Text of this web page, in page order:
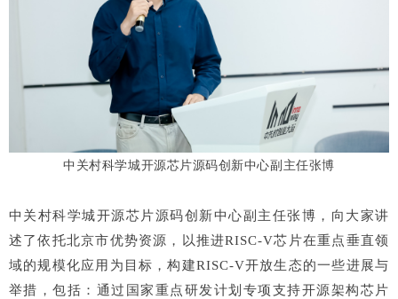
中关村科学城开源芯片源码创新中心副主任张博
中关村科学城开源芯片源码创新中心副主任张博，向大家讲
述了依托北京市优势资源，以推进RISC-V芯片在重点垂直领
域的规模化应用为目标，构建RISC-V开放生态的一些进展与
举措，包括：通过国家重点研发计划专项支持开源架构芯片